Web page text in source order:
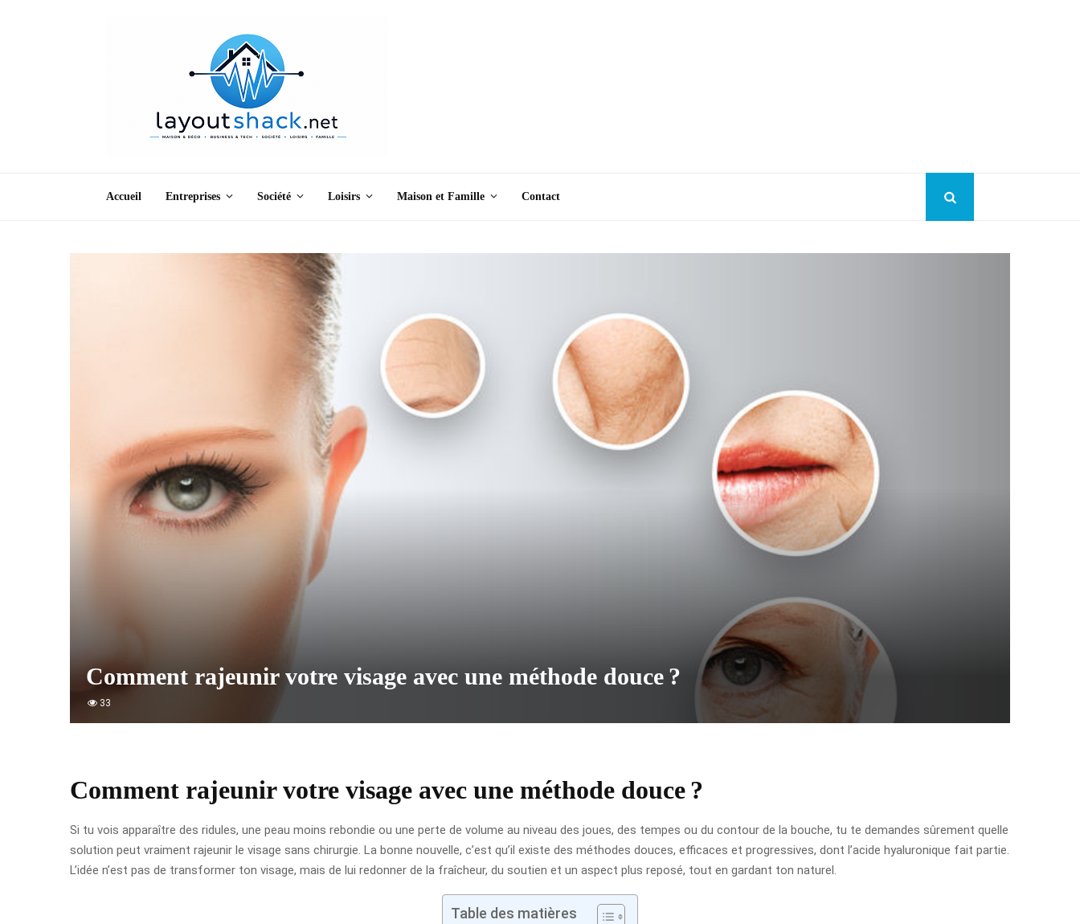
Accueil Entreprises Société Loisirs Maison et Famille Contact
Comment rajeunir votre visage avec une méthode douce ?
33
Comment rajeunir votre visage avec une méthode douce ?
Si tu vois apparaître des ridules, une peau moins rebondie ou une perte de volume au niveau des joues, des tempes ou du contour de la bouche, tu te demandes sûrement quelle
solution peut vraiment rajeunir le visage sans chirurgie. La bonne nouvelle, c’est qu’il existe des méthodes douces, efficaces et progressives, dont l’acide hyaluronique fait partie.
L’idée n’est pas de transformer ton visage, mais de lui redonner de la fraîcheur, du soutien et un aspect plus reposé, tout en gardant ton naturel.
Table des matières